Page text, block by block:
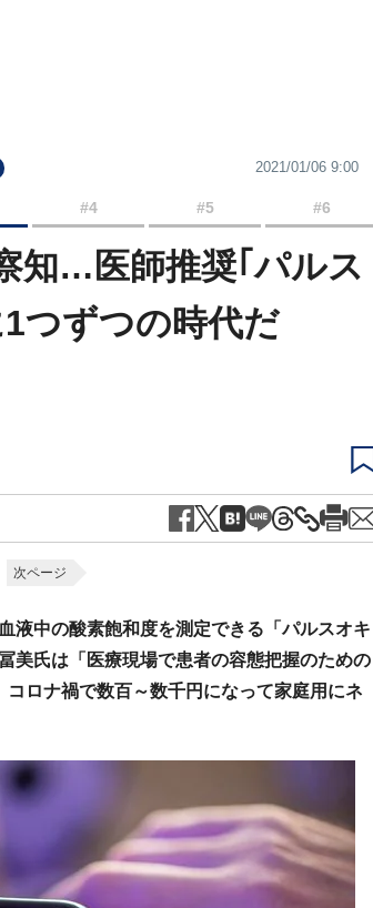
2021/01/06 9:00
#4 #5 #6
知…医師推奨｢パルス
つずつの時代だ
次ページ
液中の酸素飽和度を測定できる「パルスオキ
美氏は「医療現場で患者の容態把握のための
ロナ禍で数百～数千円になって家庭用にネ